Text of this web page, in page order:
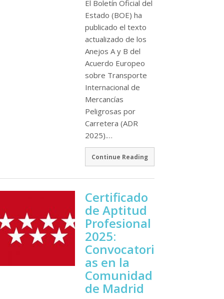
El Boletín Oficial del
Estado (BOE) ha
publicado el texto
actualizado de los
Anejos A y B del
Acuerdo Europeo
sobre Transporte
Internacional de
Mercancías
Peligrosas por
Carretera (ADR
2025).…
Continue Reading
Certificado
de Aptitud
Profesional
2025:
Convocatori
as en la
Comunidad
de Madrid